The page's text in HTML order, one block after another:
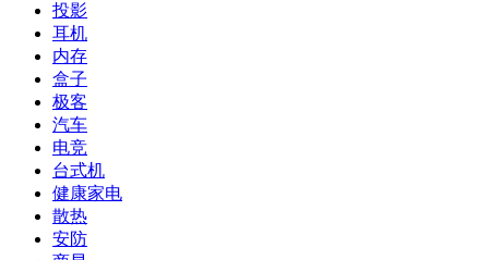
投影
耳机
内存
盒子
极客
汽车
电竞
台式机
健康家电
散热
安防